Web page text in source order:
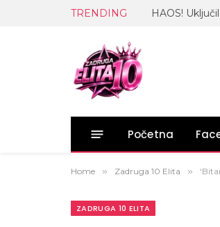
TRENDING
Početna
Home » Zadruga 10 Elita »
ZADRUGA 10 ELITA